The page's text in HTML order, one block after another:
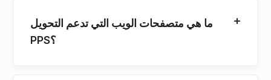
ما هي متصفحات الويب التي تدعم التحويل
PPS؟